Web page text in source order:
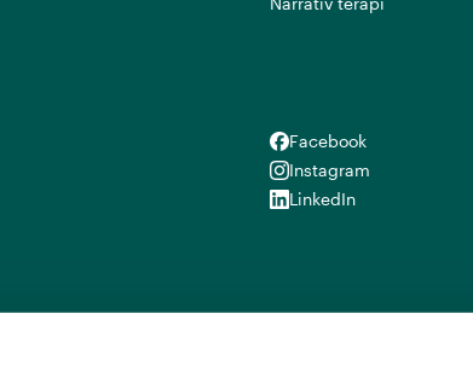
Facebook
Facebook
Instagram
Instagram
LinkedIn
LinkedIn